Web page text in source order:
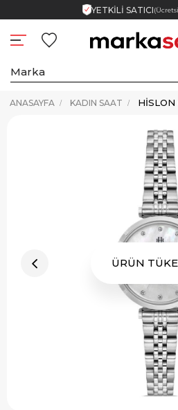
YETKİLİ SATICI
ANASAYFA KADIN SAAT
ÜRÜN